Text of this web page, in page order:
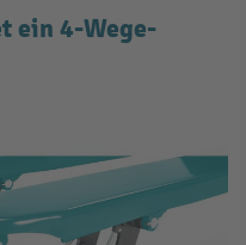
ein 4-Wege-